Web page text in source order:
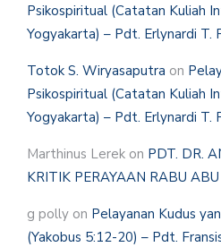
Psikospiritual (Catatan Kuliah
Yogyakarta) – Pdt. Erlynardi T.
Totok S. Wiryasaputra on
Psikospiritual (Catatan Kuliah
Yogyakarta) – Pdt. Erlynardi T.
Marthinus Lerek on PDT. DR.
KRITIK PERAYAAN RABU
g polly on Pelayanan Kudus
(Yakobus 5:12-20) – Pdt.